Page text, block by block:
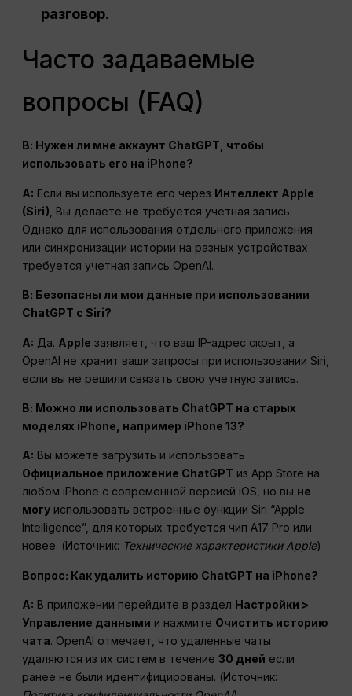
разговор.
Часто задаваемые
вопросы (FAQ)
В: Нужен ли мне аккаунт ChatGPT, чтобы
использовать его на iPhone?
A: Если вы используете его через Интеллект Apple
(Siri) , Вы делаете не требуется учетная запись.
Однако для использования отдельного приложения
или синхронизации истории на разных устройствах
требуется учетная запись OpenAI.
В: Безопасны ли мои данные при использовании
ChatGPT с Siri?
A: Да. Apple заявляет, что ваш IP-адрес скрыт, а
OpenAI не хранит ваши запросы при использовании Siri,
если вы не решили связать свою учетную запись.
В: Можно ли использовать ChatGPT на старых
моделях iPhone, например iPhone 13?
A: Вы можете загрузить и использовать
Официальное приложение ChatGPT из App Store на
любом iPhone с современной версией iOS, но вы не
могу использовать встроенные функции Siri “Apple
Intelligence”, для которых требуется чип A17 Pro или
новее. (Источник: Технические характеристики Apple)
Вопрос: Как удалить историю ChatGPT на iPhone?
A: В приложении перейдите в раздел Настройки >
Управление данными и нажмите Очистить историю
чата. OpenAI отмечает, что удаленные чаты
удаляются из их систем в течение30 дней если
ранее не были идентифицированы. (Источник: